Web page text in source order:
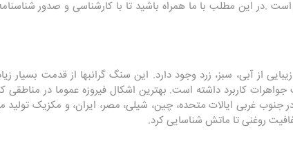
.در این مطلب با ما همراه باشید تا با کارشناسی و صدور شناسنامه
از آبی، سبز، زرد وجود دارد. این سنگ گرانبها از قدمت بسیار
کاربرد داشته است. بهترین اشکال فیروزه عموما در
غربی ایالات متحده، چین، شیلی، مصر، ایران، و مکزیک تولید
روغنی تا ماتش شناسایی کرد.